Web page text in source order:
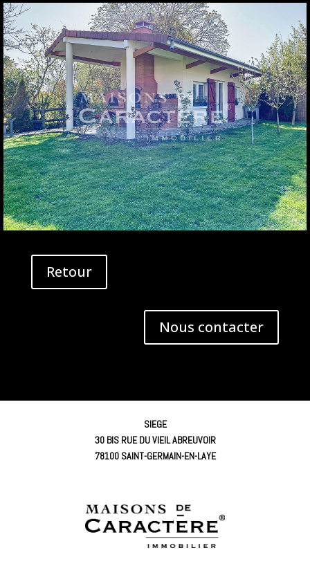
Retour
Nous contacter
SIEGE
30 BIS RUE DU VIEIL ABREUVOIR
78100 SAINT-GERMAIN-EN-LAYE